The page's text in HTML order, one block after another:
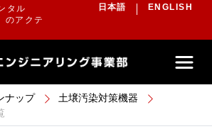
タル
のアクテ
日本語 ENGLISH
ナップ
土壌汚染対策機器